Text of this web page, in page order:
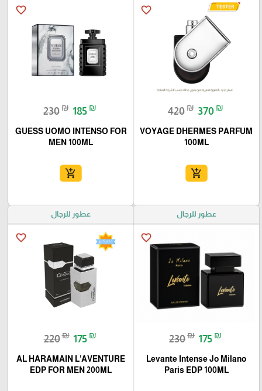
favorite_border
420₪ 370 ₪
VOYAGE DHERMES PARFUM
100ML
add_shopping_cart
favorite_border
230₪ 185 ₪
GUESS UOMO INTENSO FOR
MEN 100ML
add_shopping_cart
عطور للرجال
favorite_border
230₪ 175 ₪
Levante Intense Jo Milano
Paris EDP 100ML
عطور للرجال
favorite_border
220₪ 175 ₪
AL HARAMAIN L’AVENTURE
EDP FOR MEN 200ML